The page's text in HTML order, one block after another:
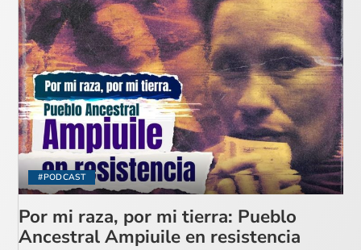
#PODCAST
Por mi raza, por mi tierra: Pueblo
Ancestral Ampiuile en resistencia